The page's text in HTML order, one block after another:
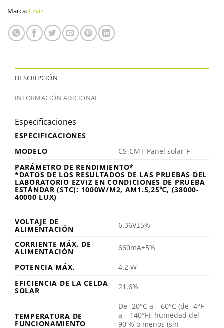
Marca: Ezviz
DESCRIPCIÓN
INFORMACIÓN ADICIONAL
Especificaciones
ESPECIFICACIONES
MODELO
CS-CMT-Panel solar-F
PARÁMETRO DE RENDIMIENTO*
*DATOS DE LOS RESULTADOS DE LAS PRUEBAS DEL
LABORATORIO EZVIZ EN CONDICIONES DE PRUEBA
ESTÁNDAR (STC): 1000W/M2, AM1.5,25℃, (38000-
40000 LUX)
VOLTAJE DE
ALIMENTACIÓN
6.36V±5%
CORRIENTE MÁX. DE
ALIMENTACIÓN 660mA±5%
POTENCIA MÁX.
4.2 W
EFICIENCIA DE LA CELDA
SOLAR 21.6%
TEMPERATURA DE
FUNCIONAMIENTO
De -20°C a – 60°C (de -4°F
a – 140°F); humedad del
90 % o menos (sin